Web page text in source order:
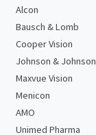
Alcon
Bausch & Lomb
Cooper Vision
Johnson & Johnson
Maxvue Vision
Menicon
AMO
Unimed Pharma